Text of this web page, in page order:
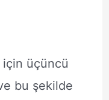
için üçüncü
bu şekilde